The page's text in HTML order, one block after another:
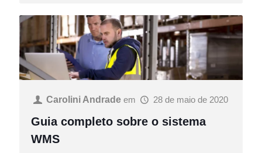
Carolini Andrade em 28 de maio de 2020
Guia completo sobre o sistema
WMS